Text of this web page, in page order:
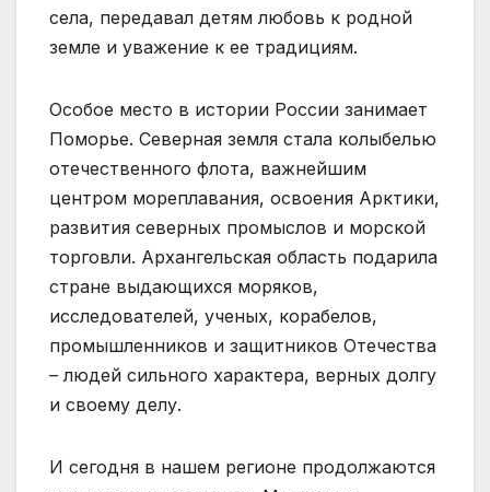
села, передавал детям любовь к родной
земле и уважение к ее традициям.
Особое место в истории России занимает
Поморье. Северная земля стала колыбелью
отечественного флота, важнейшим
центром мореплавания, освоения Арктики,
развития северных промыслов и морской
торговли. Архангельская область подарила
стране выдающихся моряков,
исследователей, ученых, корабелов,
промышленников и защитников Отечества
– людей сильного характера, верных долгу
и своему делу.
И сегодня в нашем регионе продолжаются